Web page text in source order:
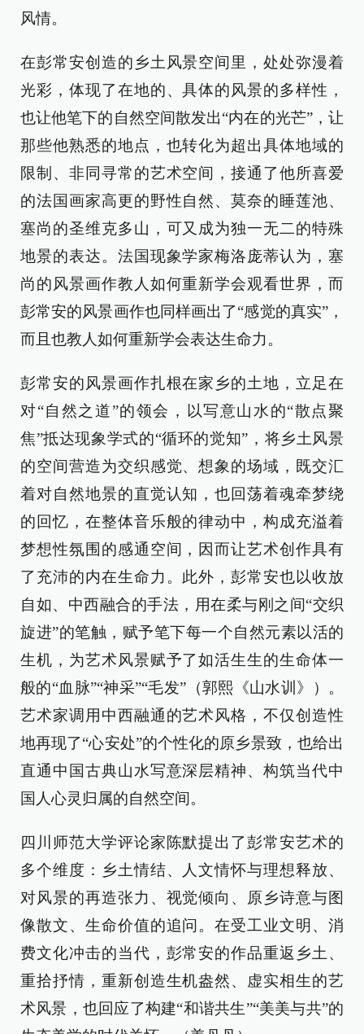
风情。
在彭常安创造的乡土风景空间里，处处弥漫着
光彩，体现了在地的、具体的风景的多样性，
也让他笔下的自然空间散发出“内在的光芒”，让
那些他熟悉的地点，也转化为超出具体地域的
限制、非同寻常的艺术空间，接通了他所喜爱
的法国画家高更的野性自然、莫奈的睡莲池、
塞尚的圣维克多山，可又成为独一无二的特殊
地景的表达。法国现象学家梅洛庞蒂认为，塞
尚的风景画作教人如何重新学会观看世界，而
彭常安的风景画作也同样画出了“感觉的真实”，
而且也教人如何重新学会表达生命力。
彭常安的风景画作扎根在家乡的土地，立足在
对“自然之道”的领会，以写意山水的“散点聚
焦”抵达现象学式的“循环的觉知”，将乡土风景
的空间营造为交织感觉、想象的场域，既交汇
着对自然地景的直觉认知，也回荡着魂牵梦绕
的回忆，在整体音乐般的律动中，构成充溢着
梦想性氛围的感通空间，因而让艺术创作具有
了充沛的内在生命力。此外，彭常安也以收放
自如、中西融合的手法，用在柔与刚之间“交织
旋进”的笔触，赋予笔下每一个自然元素以活的
生机，为艺术风景赋予了如活生生的生命体一
般的“血脉”“神采”“毛发”（郭熙《山水训》）。
艺术家调用中西融通的艺术风格，不仅创造性
地再现了“心安处”的个性化的原乡景致，也给出
直通中国古典山水写意深层精神、构筑当代中
国人心灵归属的自然空间。
四川师范大学评论家陈默提出了彭常安艺术的
多个维度：乡土情结、人文情怀与理想释放、
对风景的再造张力、视觉倾向、原乡诗意与图
像散文、生命价值的追问。在受工业文明、消
费文化冲击的当代，彭常安的作品重返乡土、
重拾抒情，重新创造生机盎然、虚实相生的艺
术风景，也回应了构建“和谐共生”“美美与共”的